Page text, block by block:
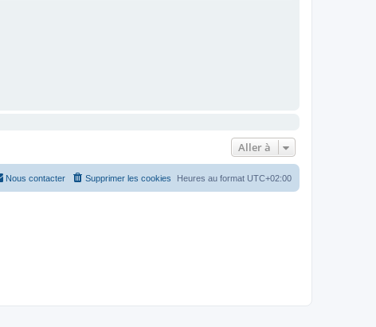
Aller à
Heures au format UTC+02:00
Supprimer les cookies
Nous contacter